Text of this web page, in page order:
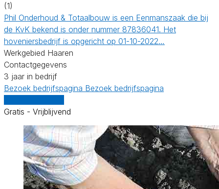
(1)
Phil Onderhoud & Totaalbouw is een Eenmanszaak die bij
de KvK bekend is onder nummer 87836041. Het
hoveniersbedrijf is opgericht op 01-10-2022…
Werkgebied Haaren
Contactgegevens
3 jaar in bedrijf
Bezoek bedrijfspagina Bezoek bedrijfspagina
Gratis - Vrijblijvend